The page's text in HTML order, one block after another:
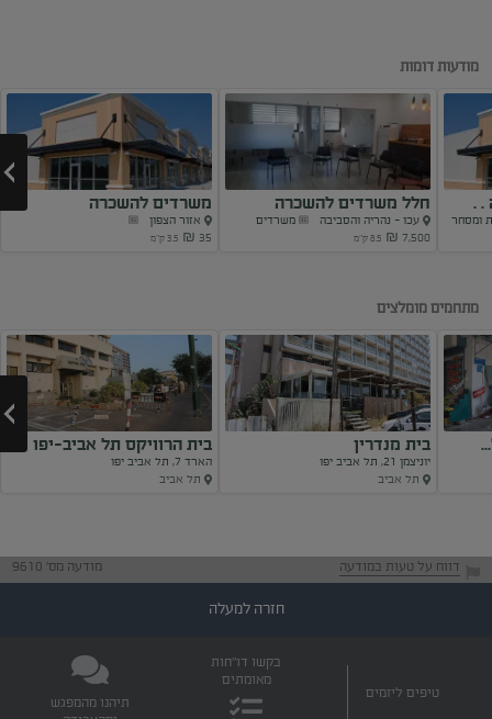
מודעות דומות
. .
ומסחר
חלל משרדים להשכרה
בנהריה
עכו - נהריה והסביבה
משרדים
7,500 ₪
8.5 ק"מ
משרדים להשכרה
אזור הצפון
35 ₪
3.5 ק"מ
מתחמים מומלצים
בית מנדרין
יוניצמן 21, תל אביב יפו
תל אביב
בית הרוויקס תל אביב-יפו
הארד 7, תל אביב יפו
תל אביב
דווח על טעות במודעה מודעה מס' 9610
חזרה למעלה
טיפים ליזמים
בקשו דו"חות
מאומתים
תיהנו מהמפגש